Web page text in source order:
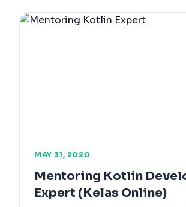
MAY 31, 2020
Mentoring Kotlin
Expert (Kelas Online)